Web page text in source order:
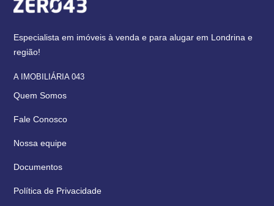
Especialista em imóveis à venda e para alugar em Londrina e
região!
A IMOBILIÁRIA 043
Quem Somos
Fale Conosco
Nossa equipe
Documentos
Política de Privacidade